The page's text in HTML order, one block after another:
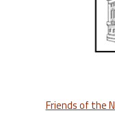
Friends of the